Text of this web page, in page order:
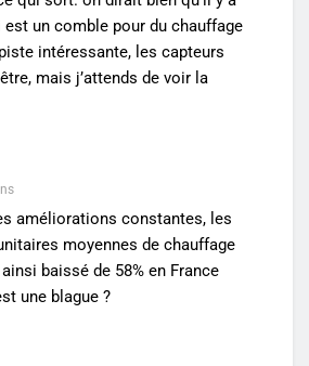
un comble pour du chauffage
intéressante, les capteurs
mais j’attends de voir la
améliorations constantes, les
moyennes de chauffage
baissé de 58% en France
une blague ?